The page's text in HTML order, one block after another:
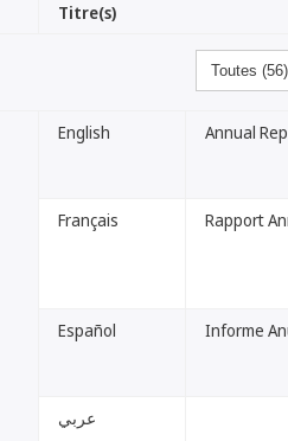
Titre(s)
English Annual
Français Rapport
Español Informe
عربي